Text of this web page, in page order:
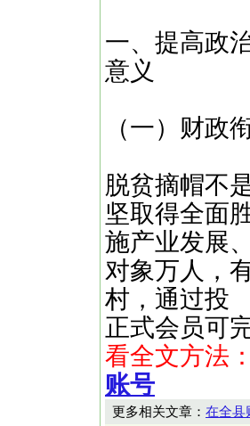
一、提高政
意义
（一）财政
脱贫摘帽不
坚取得全面
施产业发展
对象万人，
村，通过投
正式会员可
看全文方法：
账号
更多相关文章： 在全县